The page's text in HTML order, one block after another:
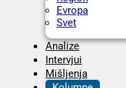
Evropa
Svet
Analize
Intervjui
Mišljenja